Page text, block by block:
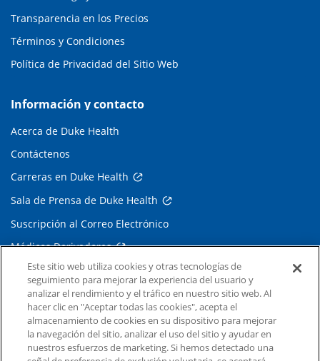
Transparencia en los Precios
Términos y Condiciones
Política de Privacidad del Sitio Web
Información y contacto
Acerca de Duke Health
Contáctenos
Carreras en Duke Health
Sala de Prensa de Duke Health
Suscripción al Correo Electrónico
Médicos Derivadores
Enlaces relacionados
Duke Cancer Institute
Duke Children's
Este sitio web utiliza cookies y otras tecnologías de
seguimiento para mejorar la experiencia del usuario y
analizar el rendimiento y el tráfico en nuestro sitio web. Al
hacer clic en "Aceptar todas las cookies", acepta el
almacenamiento de cookies en su dispositivo para mejorar
la navegación del sitio, analizar el uso del sitio y ayudar en
nuestros esfuerzos de marketing. Si hemos detectado una